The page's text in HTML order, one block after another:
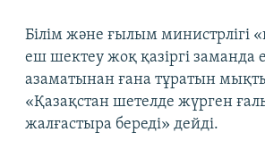
Білім және ғылым министрлігі
еш шектеу жоқ қазіргі заманда
азаматынан ғана тұратын
«Қазақстан шетелде жүрген
жалғастыра береді» дейді.